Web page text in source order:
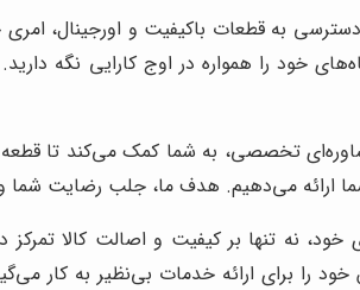
به قطعات باکیفیت و اورجینال،
خود را همواره در اوج کارایی نگه
تخصصی، به شما کمک می‌کند تا قطعه
ارائه می‌دهیم. هدف ما، جلب رضایت شما
خود، نه تنها بر کیفیت و اصالت کالا
ارائه خدمات بی‌نظیر به کار می‌گیریم. در